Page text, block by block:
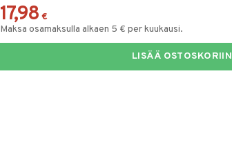
17,98 €
Maksa osamaksulla alkaen 5 € per kuukausi.
LISÄÄ OSTOSKORIIN